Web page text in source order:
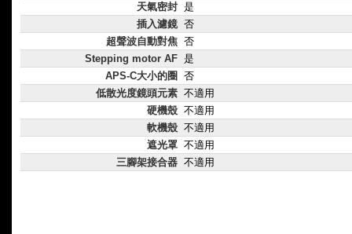
天氣密封 是
插入濾鏡 否
超聲波自動對焦 否
Stepping motor AF 是
APS-C大小的圈
否
低散光度鏡頭元素 不適用
硬機殼 不適用
軟機殼 不適用
遮光罩 不適用
三腳架接合器 不適用